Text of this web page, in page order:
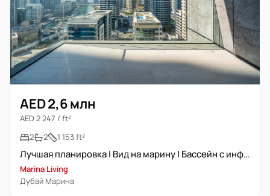
AED 2,6 млн
AED 2 247 / ft²
2
2 1 153 ft²
Лучшая планировка | Вид на марину | Бассейн с инфинити-краем
Marina Living
Дубай Марина